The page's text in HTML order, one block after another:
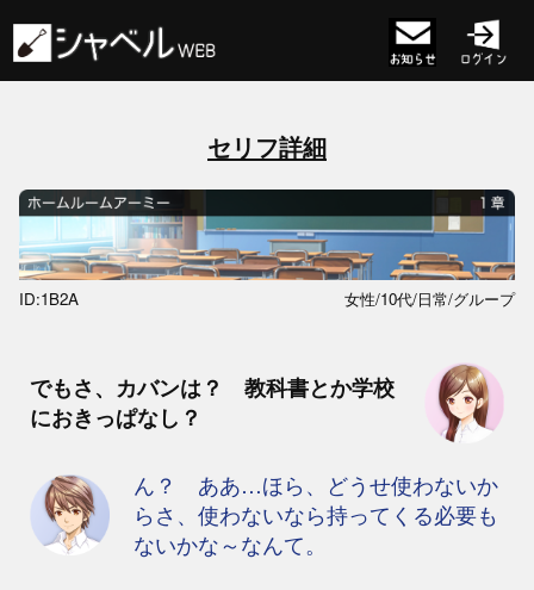
セリフ詳細
ID:1B2A 女性/10代/日常/グループ
でもさ、カバンは？ 教科書とか学校
におきっぱなし？
ん？ ああ…ほら、どうせ使わないか
らさ、使わないなら持ってくる必要も
ないかな～なんて。